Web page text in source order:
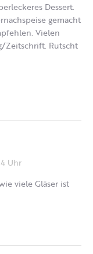
Dessert.
gemacht
Vielen
Zeitschrift. Rutscht
Uhr
viele Gläser ist